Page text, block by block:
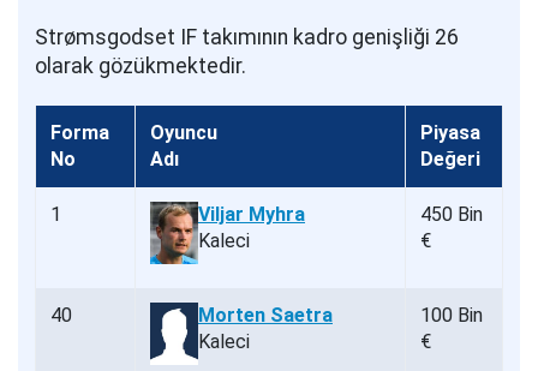
Strømsgodset IF takımının kadro genişliği 26
olarak gözükmektedir.
Forma
No
Oyuncu
Adı
Piyasa
Değeri
1
Viljar Myhra
Kaleci
450 Bin
€
40
Morten Saetra
Kaleci
100 Bin
€